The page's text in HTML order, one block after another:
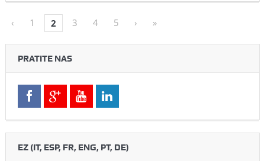
‹ 1 2 3 4 5 › »
PRATITE NAS
EZ (IT, ESP, FR, ENG, PT, DE)